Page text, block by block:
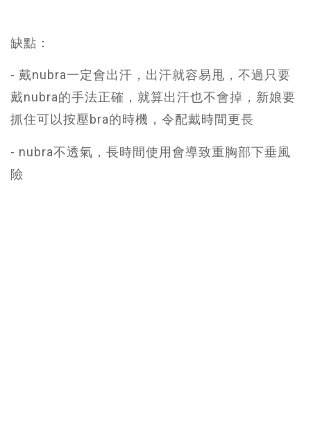
缺點：
- 戴nubra一定會出汗，出汗就容易甩，不過只要
戴nubra的手法正確，就算出汗也不會掉，新娘要
抓住可以按壓bra的時機，令配戴時間更長
- nubra不透氣，長時間使用會導致重胸部下垂風
險